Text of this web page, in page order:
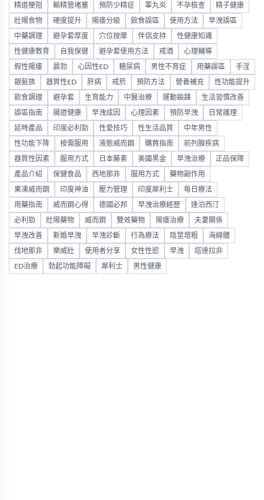
精道梗阻 輸精管堵塞 預防少精症 睪丸炎 不孕檢查 精子健康
壯陽食物 硬度提升 陽痿分級 飲食誤區 使用方法 早洩誤區
中藥調理 避孕套厚度 穴位按摩 伴侶支持 性健康知識
性健康教育 自我保健 避孕套使用方法 戒酒 心理輔導
假性陽痿 晨勃 心因性ED 糖尿病 男性不育症 用藥誤區 手淫
銀髮族 器質性ED 肝病 戒菸 預防方法 營養補充 性功能提升
飲食調理 避孕套 生育能力 中醫治療 運動鍛鍊 生活習慣改善
誤區指南 腸道健康 早洩成因 心理因素 預防早洩 日常護理
延時產品 印度必利勁 性愛技巧 性生活品質 中年男性
性功能下降 按需服用 液態威而鋼 購買指南 前列腺疾病
器質性因素 服用方式 日本藤素 美國黑金 早洩治療 正品保障
產品介紹 保健食品 西地那非 服用方式 藥物副作用
果凍威而鋼 印度神油 壓力管理 印度犀利士 每日療法
用藥指南 威而鋼心得 德國必邦 早洩治療經歷 達泊西汀
必利勁 壯陽藥物 威而鋼 雙效藥物 陽痿治療 夫妻關係
早洩改善 新婚早洩 早洩診斷 行為療法 陰莖增粗 海綿體
伐地那非 樂威壯 使用者分享 女性性慾 早洩 塔達拉非
ED治療 勃起功能障礙 犀利士 男性健康